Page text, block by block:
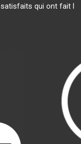
qui ont fait l